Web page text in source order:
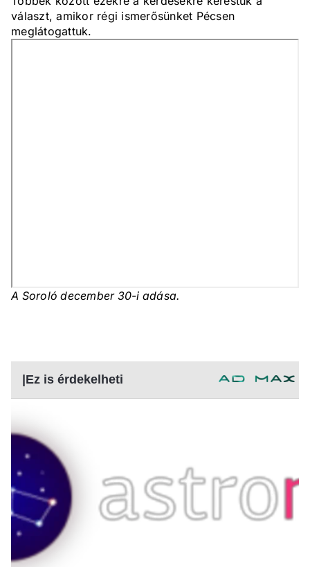
választ, amikor régi ismerősünket Pécsen
meglátogattuk.
A Soroló december 30-i adása.